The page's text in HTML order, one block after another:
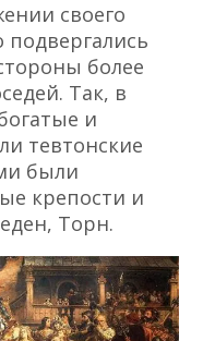
своего
более
Так, в
и
тевтонские
были
крепости и
Торн.